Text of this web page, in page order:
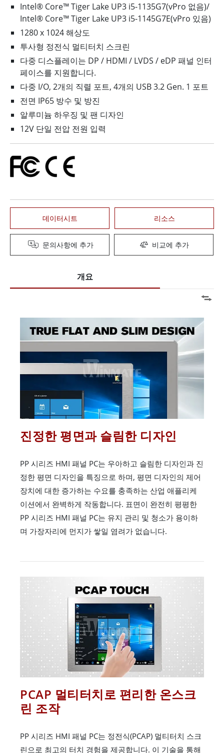
Intel® Core™ Tiger Lake UP3 i5-1135G7(vPro 없음)/
Intel® Core™ Tiger Lake UP3 i5-1145G7E(vPro 있음)
1280 x 1024 해상도
투사형 정전식 멀티터치 스크린
다중 디스플레이는 DP / HDMI / LVDS / eDP 패널 인터
페이스를 지원합니다.
다중 I/O, 2개의 직렬 포트, 4개의 USB 3.2 Gen. 1 포트
전면 IP65 방수 및 방진
알루미늄 하우징 및 팬 디자인
12V 단일 전압 전원 입력
데이터시트 리소스
문의사항에 추가 비교에 추가
개요
진정한 평면과 슬림한 디자인
PP 시리즈 HMI 패널 PC는 우아하고 슬림한 디자인과 진
정한 평면 디자인을 특징으로 하며, 평면 디자인의 제어
장치에 대한 증가하는 수요를 충족하는 산업 애플리케
이션에서 완벽하게 작동합니다. 표면이 완전히 평평한
PP 시리즈 HMI 패널 PC는 유지 관리 및 청소가 용이하
며 가장자리에 먼지가 쌓일 염려가 없습니다.
PCAP 멀티터치로 편리한 온스크
린 조작
PP 시리즈 HMI 패널 PC는 정전식(PCAP) 멀티터치 스크
린으로 최고의 터치 경험을 제공합니다. 이 기술을 통해